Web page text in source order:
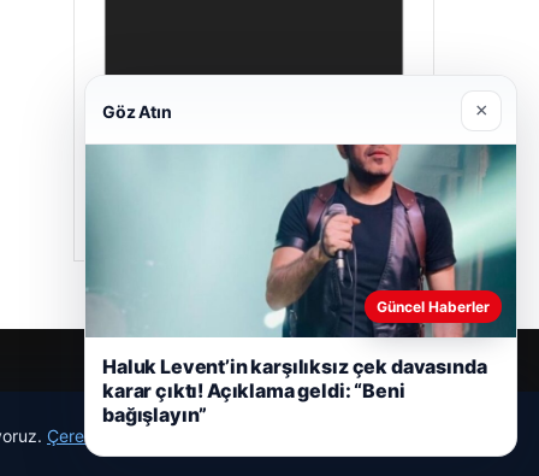
Hastaş Beton
Çerez Politikamız
Göz Atın ×
Güncel Haberler
Haluk Levent’in karşılıksız çek davasında
karar çıktı! Açıklama geldi: “Beni
bağışlayın”